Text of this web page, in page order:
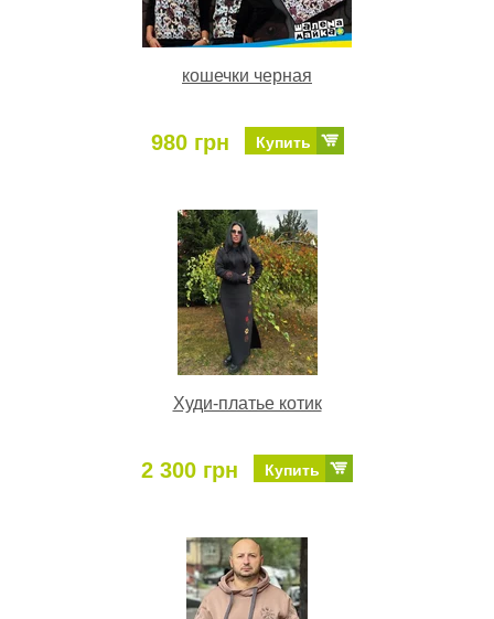
кошечки черная
980 грн Купить
Худи-платье котик
2 300 грн Купить